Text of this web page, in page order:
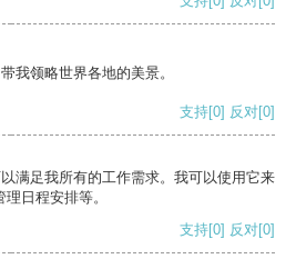
我领略世界各地的美景。
支持[0] 反对[0]
满足我所有的工作需求。我可以使用它来
日程安排等。
支持[0] 反对[0]